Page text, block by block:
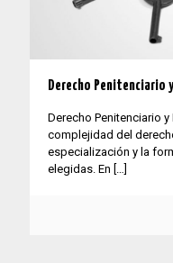
Derecho Penitenciario
Derecho Penitenciario
complejidad del
especialización y la
elegidas. En